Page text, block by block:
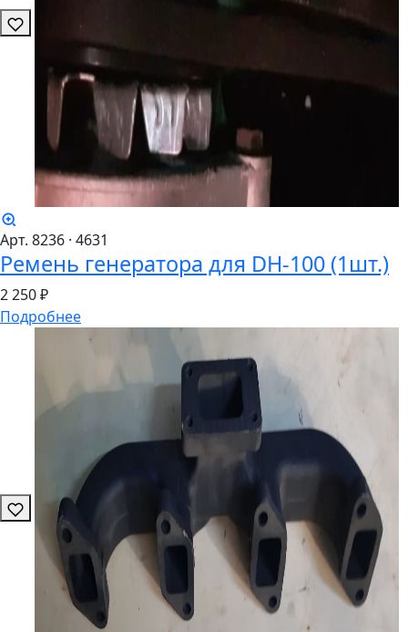
Арт. 8236 · 4631
Ремень генератора для DH-100 (1шт.)
2250 ₽
Подробнее